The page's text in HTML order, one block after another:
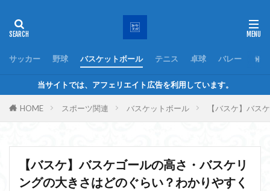
サッカー 野球 バスケットボール テニス 卓球 バレー ラ
当サイトでは、アフェリエイト広告を利用しています。
HOME スポーツ関連 バスケットボール 【バスケ】バス
【バスケ】バスケゴールの高さ・バスケリ
ングの大きさはどのぐらい？わかりやすく